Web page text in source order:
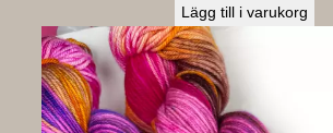
Lägg till i varukorg